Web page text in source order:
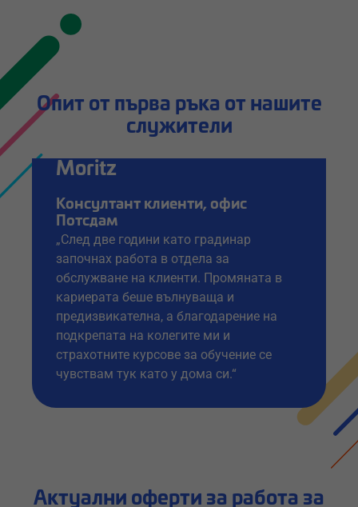
Опит от първа ръка от нашите
служители
Moritz
Консултант клиенти, офис
Потсдам
„След две години като градинар
започнах работа в отдела за
обслужване на клиенти. Промяната в
кариерата беше вълнуваща и
предизвикателна, а благодарение на
подкрепата на колегите ми и
страхотните курсове за обучение се
чувствам тук като у дома си.“
Актуални оферти за работа за